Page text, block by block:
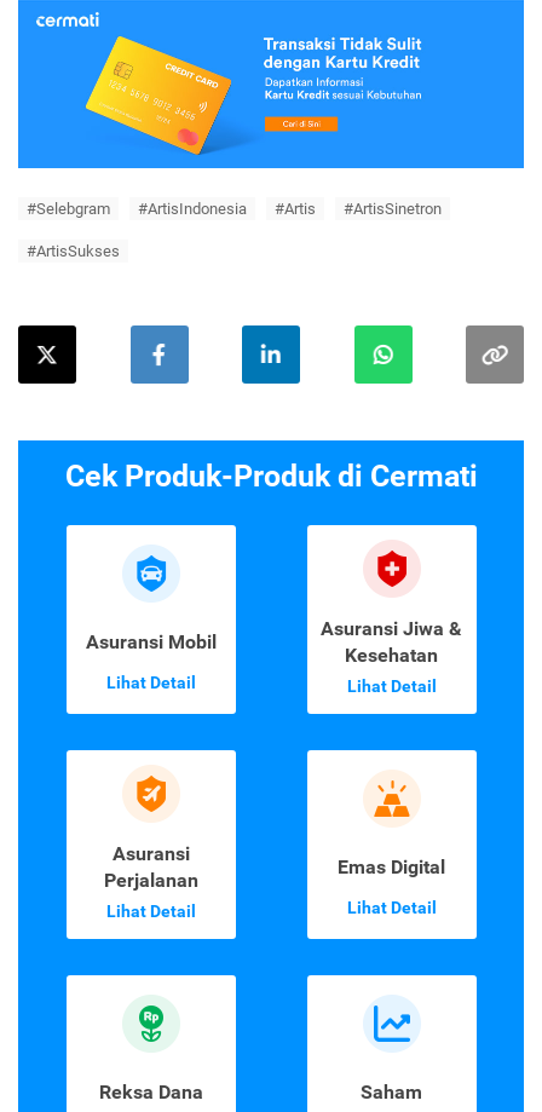
#Selebgram #ArtisIndonesia #Artis #ArtisSinetron
#ArtisSukses
Cek Produk-Produk di Cermati
Asuransi Mobil
Lihat Detail
Asuransi Jiwa &
Kesehatan
Lihat Detail
Asuransi
Perjalanan
Lihat Detail
Emas Digital
Lihat Detail
Reksa Dana Saham